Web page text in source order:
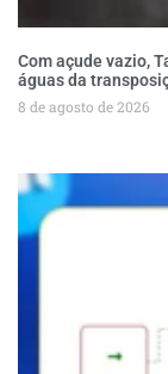
Com açude vazio,
águas da
8 de agosto de 2026